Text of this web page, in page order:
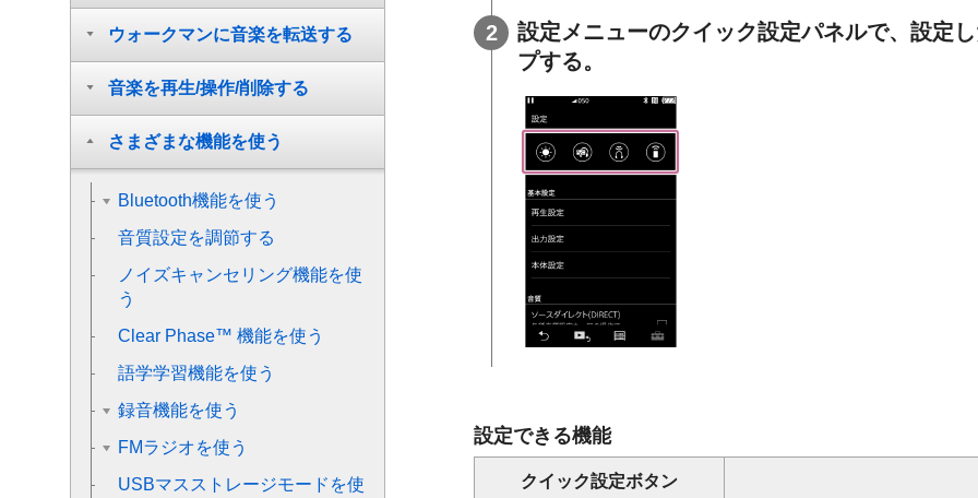
設定メニューのクイック設定パネルで、設定
プする。
設定できる機能
クイック設定ボタン
ウォークマンに音楽を転送する
音楽を再生/操作/削除する
さまざまな機能を使う
Bluetooth機能を使う
音質設定を調節する
ノイズキャンセリング機能を使
う
Clear Phase™ 機能を使う
語学学習機能を使う
録音機能を使う
FMラジオを使う
USBマスストレージモードを使